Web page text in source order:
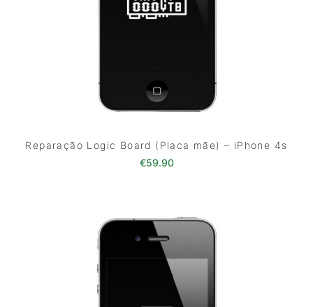
Reparação Logic Board (Placa mãe) – iPhone 4s
€59.90